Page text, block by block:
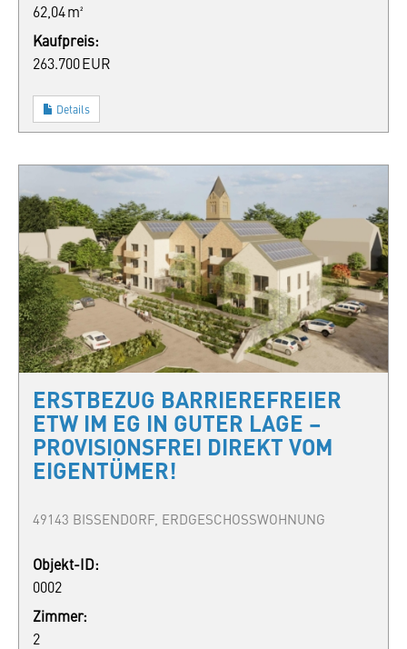
62,04 m²
Kaufpreis:
263.700 EUR
Details
ERSTBEZUG BARRIEREFREIER
ETW IM EG IN GUTER LAGE –
PROVISIONSFREI DIREKT VOM
EIGENTÜMER!
49143 BISSENDORF, ERDGESCHOSSWOHNUNG
Objekt-ID:
0002
Zimmer:
2